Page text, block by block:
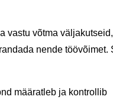
vastu võtma
nende töövõimet.
määratleb ja kontrollib